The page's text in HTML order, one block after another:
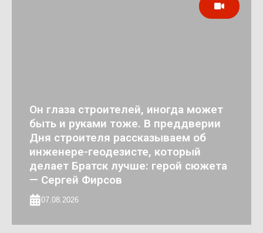
Он глаза строителей, иногда может
быть и руками тоже. В преддверии
Дня строителя рассказываем об
инженере-геодезисте, который
делает Братск лучше: герой сюжета
— Сергей Фирсов
07.08.2026